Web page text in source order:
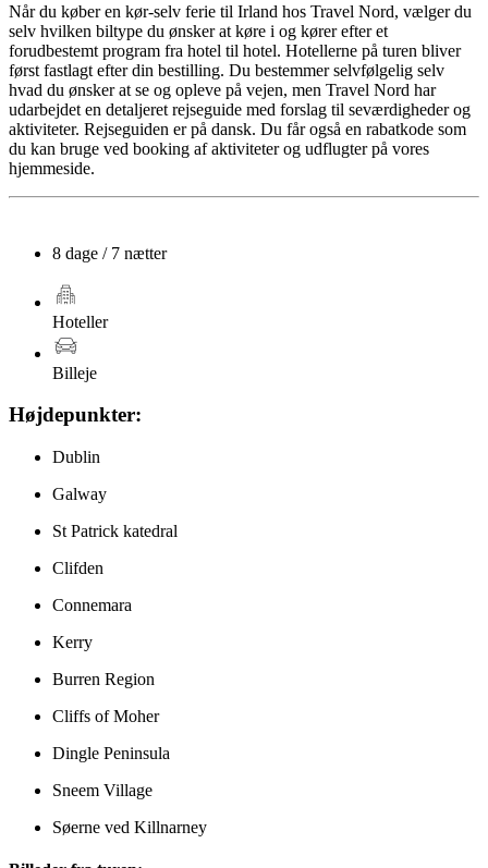
Når du køber en kør-selv ferie til Irland hos Travel Nord, vælger du
selv hvilken biltype du ønsker at køre i og kører efter et
forudbestemt program fra hotel til hotel. Hotellerne på turen bliver
først fastlagt efter din bestilling. Du bestemmer selvfølgelig selv
hvad du ønsker at se og opleve på vejen, men Travel Nord har
udarbejdet en detaljeret rejseguide med forslag til seværdigheder og
aktiviteter. Rejseguiden er på dansk. Du får også en rabatkode som
du kan bruge ved booking af aktiviteter og udflugter på vores
hjemmeside.
8 dage / 7 nætter
Hoteller
Billeje
Højdepunkter:
Dublin
Galway
St Patrick katedral
Clifden
Connemara
Kerry
Burren Region
Cliffs of Moher
Dingle Peninsula
Sneem Village
Søerne ved Killnarney